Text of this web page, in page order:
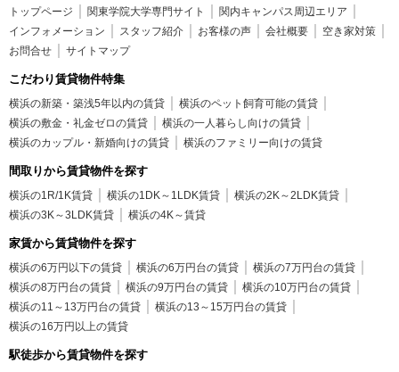
トップページ 関東学院大学専門サイト
関内キャンパス周辺エリア
インフォメーション
スタッフ紹介 お客様の声 会社概要
空き家対策
お問合せ
サイトマップ
こだわり賃貸物件特集
横浜の新築・築浅5年以内の賃貸
横浜のペット飼育可能の賃貸
横浜の敷金・礼金ゼロの賃貸
横浜の一人暮らし向けの賃貸
横浜のカップル・新婚向けの賃貸
横浜のファミリー向けの賃貸
間取りから賃貸物件を探す
横浜の1R/1K賃貸 横浜の1DK～1LDK賃貸
横浜の2K～2LDK賃貸
横浜の3K～3LDK賃貸
横浜の4K～賃貸
家賃から賃貸物件を探す
横浜の6万円以下の賃貸 横浜の6万円台の賃貸
横浜の7万円台の賃貸
横浜の8万円台の賃貸
横浜の9万円台の賃貸
横浜の10万円台の賃貸
横浜の11～13万円台の賃貸
横浜の13～15万円台の賃貸
横浜の16万円以上の賃貸
駅徒歩から賃貸物件を探す